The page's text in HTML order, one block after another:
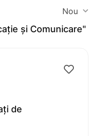
Nou
și Comunicare"
de